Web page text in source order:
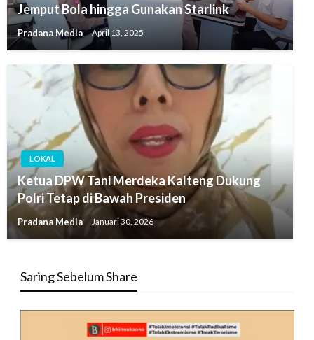
Jemput Bola hingga Gunakan Starlink
Pradana Media April 13, 2025
LOKAL
Ketua DPW Tani Merdeka Kalteng Dukung
Polri Tetap di Bawah Presiden
Pradana Media Januari 30, 2026
Saring Sebelum Share